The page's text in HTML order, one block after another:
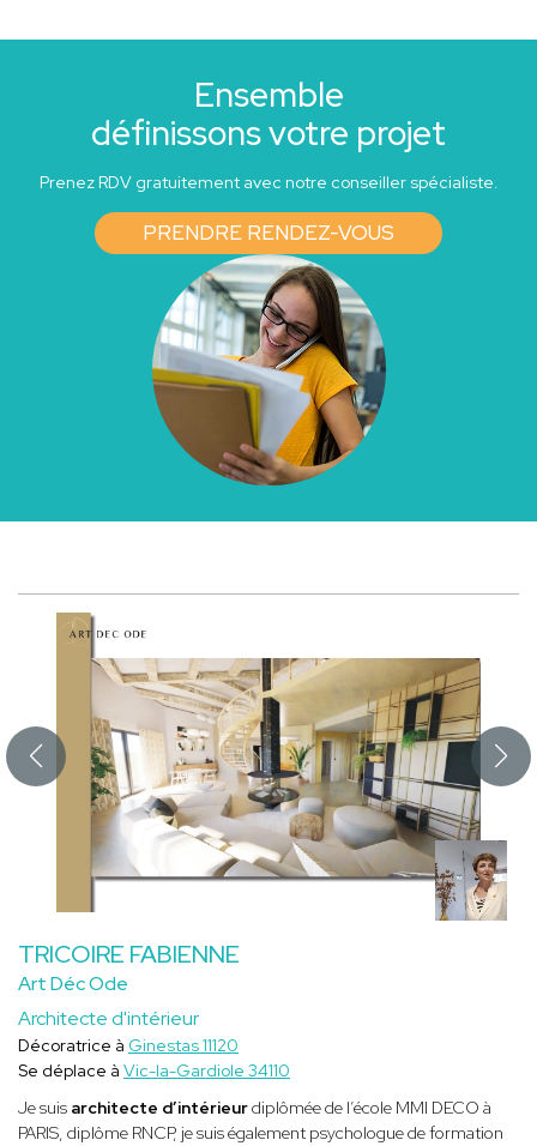
Ensemble
définissons votre projet
Prenez RDV gratuitement avec notre conseiller spécialiste.
PRENDRE RENDEZ-VOUS
TRICOIRE FABIENNE
Art Déc Ode
Architecte d'intérieur
Décoratrice à Ginestas 11120
Se déplace à Vic-la-Gardiole 34110
Je suis architecte d’intérieurdiplômée de l’école MMI DECO à
PARIS, diplôme RNCP, je suis également psychologue de formation